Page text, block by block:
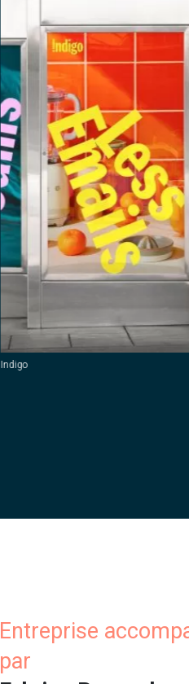
Indigo
Entreprise
par